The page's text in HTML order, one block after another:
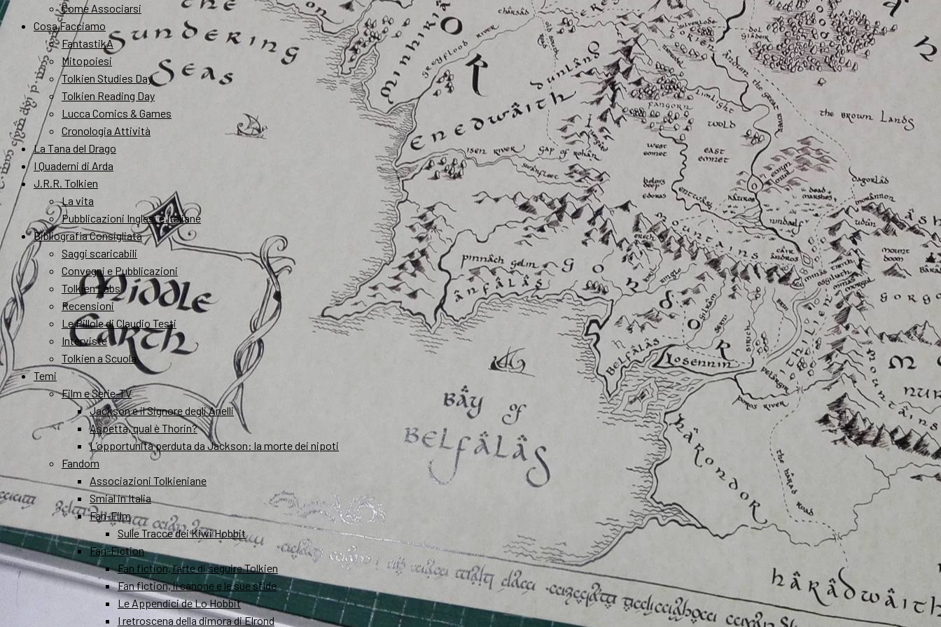
Come Associarsi
Cosa Facciamo
FantastikA
Mitopoiesi
Tolkien Studies Day
Tolkien Reading Day
Lucca Comics & Games
Cronologia Attività
La Tana del Drago
I Quaderni di Arda
J.R.R. Tolkien
La vita
Pubblicazioni Inglesi e Italiane
Bibliografia Consigliata
Saggi scaricabili
Convegni e Pubblicazioni
Tolkien Labs
Recensioni
Le Pillole di Claudio Testi
Interviste
Tolkien a Scuola
Temi
Film e Serie-TV
Jackson e il Signore degli Anelli
Aspetta, qual è Thorin?
L’opportunità perduta da Jackson: la morte dei nipoti
Fandom
Associazioni Tolkieniane
Smial in Italia
Fan-Film
Sulle Tracce dei Kiwi Hobbit
Fan-Fiction
Fan fiction, l’arte di seguire Tolkien
Fan fiction, il canone e le sue sfide
Le Appendici de Lo Hobbit
I retroscena della dimora di Elrond